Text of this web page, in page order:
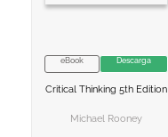
VER INFORMACION
eBook Descarga
Critical Thinking 5th Edition
Michael Rooney